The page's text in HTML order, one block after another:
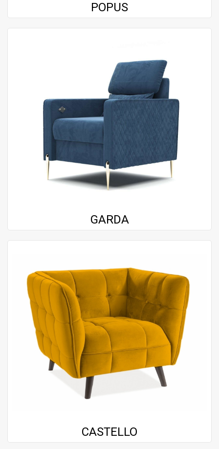
POPUS
GARDA
CASTELLO